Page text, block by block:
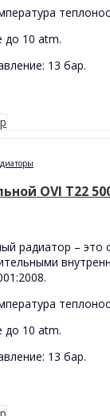
до 10 atm.
13 бар.
OVI T22
радиатор –
до 10 atm.
13 бар.